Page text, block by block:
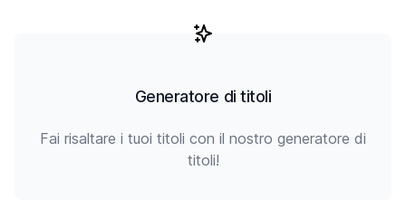
Generatore di titoli
Fai risaltare i tuoi titoli con il nostro generatore di
titoli!